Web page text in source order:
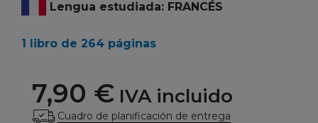
Lengua estudiada: FRANCÉS
1 libro de 264 páginas
7,90 € IVA incluido
Cuadro de planificación de entrega